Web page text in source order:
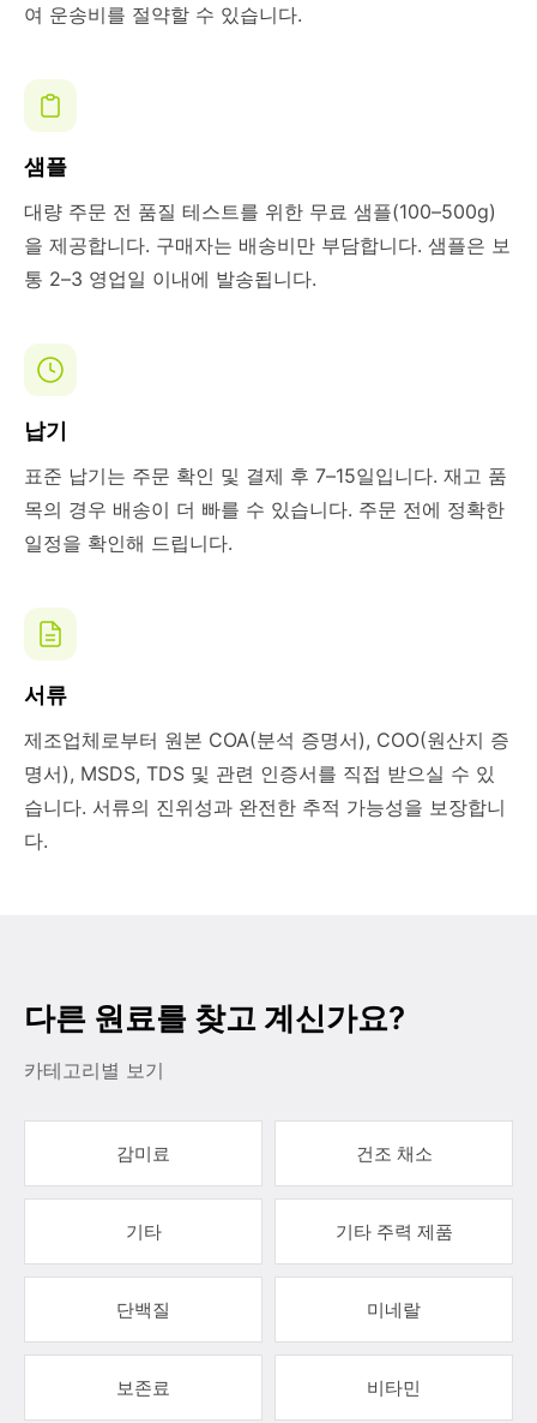
여 운송비를 절약할 수 있습니다.
샘플
대량 주문 전 품질 테스트를 위한 무료 샘플(100–500g)
을 제공합니다. 구매자는 배송비만 부담합니다. 샘플은 보
통 2–3 영업일 이내에 발송됩니다.
납기
표준 납기는 주문 확인 및 결제 후 7–15일입니다. 재고 품
목의 경우 배송이 더 빠를 수 있습니다. 주문 전에 정확한
일정을 확인해 드립니다.
서류
제조업체로부터 원본 COA(분석 증명서), COO(원산지 증
명서), MSDS, TDS 및 관련 인증서를 직접 받으실 수 있
습니다. 서류의 진위성과 완전한 추적 가능성을 보장합니
다.
다른 원료를 찾고 계신가요?
카테고리별 보기
감미료 건조 채소
기타 기타 주력 제품
단백질 미네랄
보존료 비타민